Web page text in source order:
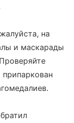
на
и маскарады